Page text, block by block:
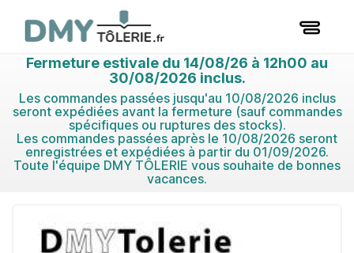
Fermeture estivale du 14/08/26 à 12h00 au
30/08/2026 inclus.
Les commandes passées jusqu'au 10/08/2026 inclus
seront expédiées avant la fermeture (sauf commandes
spécifiques ou ruptures des stocks).
Les commandes passées après le 10/08/2026 seront
enregistrées et expédiées à partir du 01/09/2026.
Toute l'équipe DMY TÔLERIE vous souhaite de bonnes
vacances.